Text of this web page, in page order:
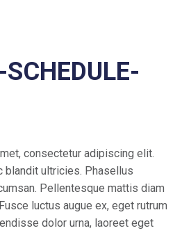
consectetur adipiscing elit.
blandit ultricies. Phasellus
Pellentesque mattis diam
luctus augue ex, eget rutrum
dolor urna, laoreet eget